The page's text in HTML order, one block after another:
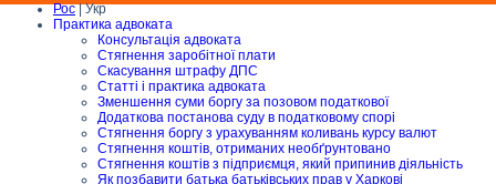
Рос| Укр
Практика адвоката
Консультація адвоката
Стягнення заробітної плати
Скасування штрафу ДПС
Статті і практика адвоката
Зменшення суми боргу за позовом податкової
Додаткова постанова суду в податковому спорі
Стягнення боргу з урахуванням коливань курсу валют
Стягнення коштів, отриманих необґрунтовано
Стягнення коштів з підприємця, який припинив діяльність
Як позбавити батька батьківських прав у Харкові